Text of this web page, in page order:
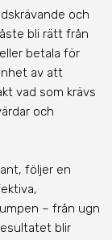
och
bli rätt från
betala för
av att
vad som krävs
och
följer en
– från ugn
blir